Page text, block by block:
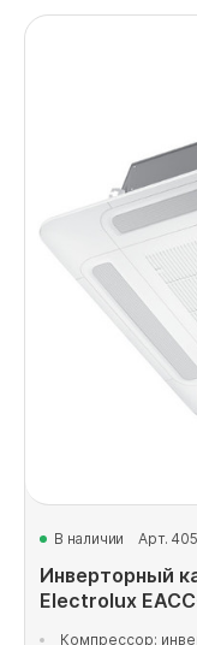
В наличии Арт.
Инверторный
Electrolux
Компрессор: